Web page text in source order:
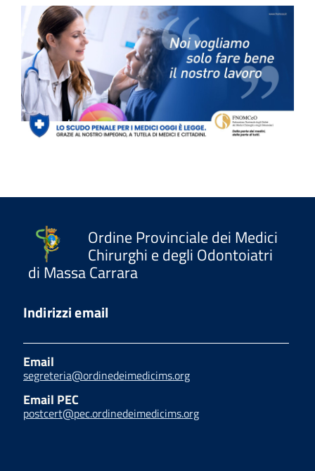
Ordine Provinciale dei Medici
Chirurghi e degli Odontoiatri
di Massa Carrara
Indirizzi email
Email
segreteria@ordinedeimedicims.org
Email PEC
postcert@pec.ordinedeimedicims.org